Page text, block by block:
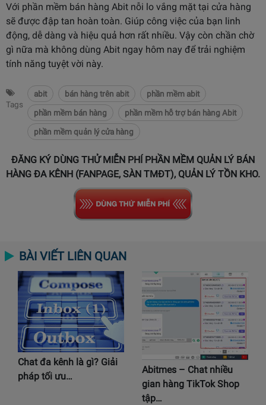
Với phần mềm bán hàng Abit nỗi lo vắng mặt tại cửa hàng
sẽ được đập tan hoàn toàn. Giúp công việc của bạn linh
động, dễ dàng và hiệu quả hơn rất nhiều. Vậy còn chần chờ
gì nữa mà không dùng Abit ngay hôm nay để trải nghiệm
tính năng tuyệt vời này.
Tags
abit bán hàng trên abit
phần mềm abit
phần mềm bán hàng
phần mềm hỗ trợ bán hàng Abit
phần mềm quản lý cửa hàng
ĐĂNG KÝ DÙNG THỬ MIỄN PHÍ PHẦN MỀM QUẢN LÝ BÁN
HÀNG ĐA KÊNH (FANPAGE, SÀN TMĐT), QUẢN LÝ TỒN KHO.
BÀI VIẾT LIÊN QUAN
Chat đa kênh là gì? Giải
pháp tối ưu…
Abitmes – Chat nhiều
gian hàng TikTok Shop
tập…